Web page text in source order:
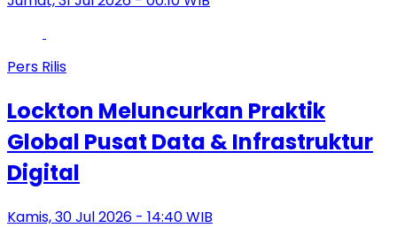
Pers Rilis
Lockton Meluncurkan Praktik
Global Pusat Data & Infrastruktur
Digital
Kamis, 30 Jul 2026 - 14:40 WIB